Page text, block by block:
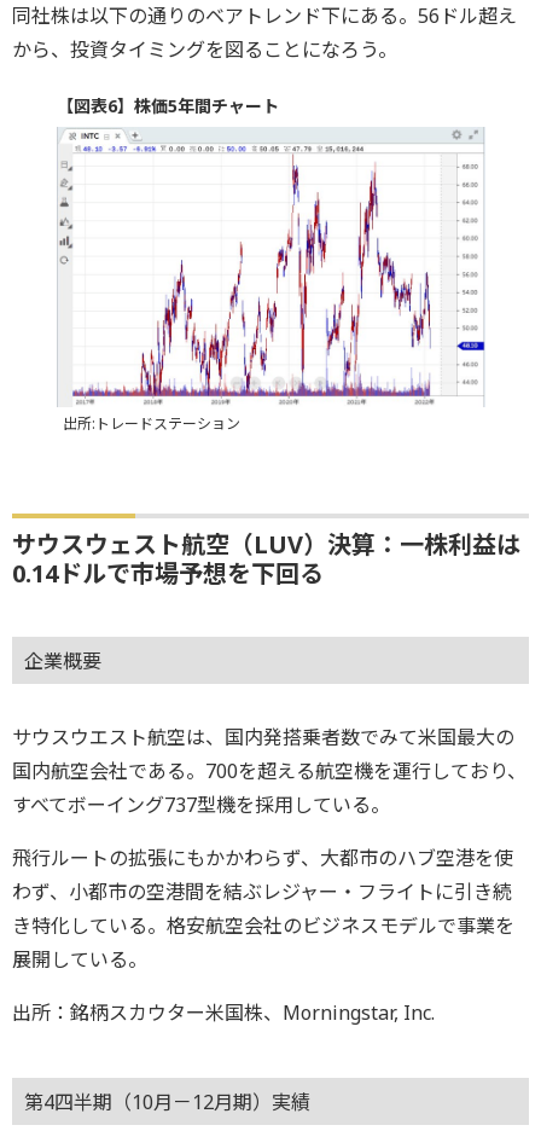
同社株は以下の通りのベアトレンド下にある。56ドル超え
から、投資タイミングを図ることになろう。
【図表6】株価5年間チャート
出所:トレードステーション
サウスウェスト航空（LUV）決算：一株利益は
0.14ドルで市場予想を下回る
企業概要
サウスウエスト航空は、国内発搭乗者数でみて米国最大の
国内航空会社である。700を超える航空機を運行しており、
すべてボーイング737型機を採用している。
飛行ルートの拡張にもかかわらず、大都市のハブ空港を使
わず、小都市の空港間を結ぶレジャー・フライトに引き続
き特化している。格安航空会社のビジネスモデルで事業を
展開している。
出所：銘柄スカウター米国株、Morningstar, Inc.
第4四半期（10月－12月期）実績